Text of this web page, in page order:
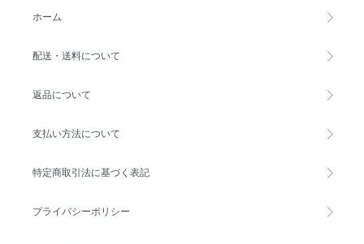
ホーム
配送・送料について
返品について
支払い方法について
特定商取引法に基づく表記
プライバシーポリシー